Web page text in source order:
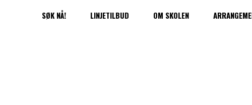
SØK NÅ! LINJETILBUD OM SKOLEN